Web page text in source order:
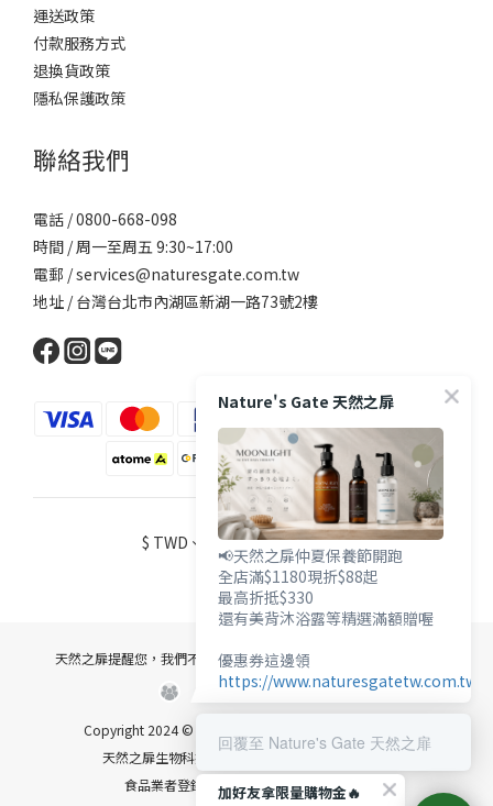
運送政策
付款服務方式
退換貨政策
隱私保護政策
聯絡我們
電話 / 0800-668-098
時間 / 周一至周五 9:30~17:00
電郵 / services@naturesgate.com.tw
地址 / 台灣台北市內湖區新湖一路73號2樓
$ TWD 繁體中文
天然之扉提醒您，我們不會以電話或簡訊方式通知變更付款方式。
Copyright 2024 © 匯總實業有限公司 統編：30954622
天然之扉生物科技股份有限公司 統編：27727574
食品業者登錄字號 A-130954622-00000-9
Nature's Gate 天然之扉
📢天然之扉仲夏保養節開跑
全店滿$1180現折$88起
最高折抵$330
還有美背沐浴露等精選滿額贈喔
優惠券這邊領
https://www.naturesgatetw.com.tw/
回覆至 Nature's Gate 天然之扉
加好友拿限量購物金🔥